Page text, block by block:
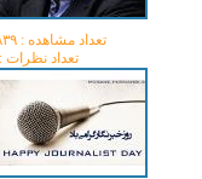
تعداد مشاهده :‌ ۲۸۳۹
تعداد نظرات : ۰